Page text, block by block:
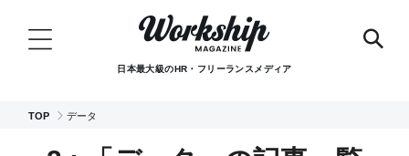
日本最大級のHR・フリーランスメディア
TOP データ